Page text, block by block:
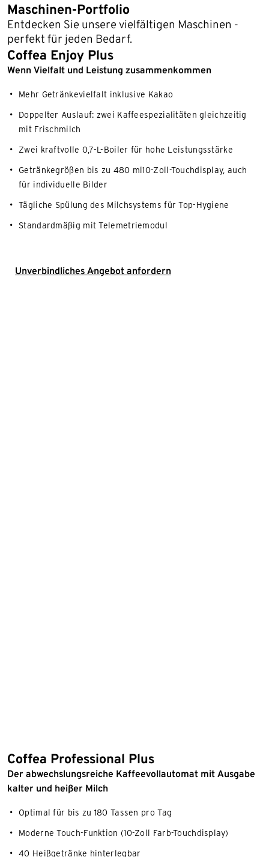
Maschinen-Portfolio
Entdecken Sie unsere vielfältigen Maschinen -
perfekt für jeden Bedarf.
Coffea Enjoy Plus
Wenn Vielfalt und Leistung zusammenkommen
Mehr Getränkevielfalt inklusive Kakao
Doppelter Auslauf: zwei Kaffeespezialitäten gleichzeitig
mit Frischmilch
Zwei kraftvolle 0,7-L-Boiler für hohe Leistungsstärke
Getränkegrößen bis zu 480 ml10-Zoll-Touchdisplay, auch
für individuelle Bilder
Tägliche Spülung des Milchsystems für Top-Hygiene
Standardmäßig mit Telemetriemodul
Unverbindliches Angebot anfordern
Coffea Professional Plus
Der abwechslungsreiche Kaffeevollautomat mit Ausgabe
kalter und heißer Milch
Optimal für bis zu 180 Tassen pro Tag
Moderne Touch-Funktion (10-Zoll Farb-Touchdisplay)
40 Heißgetränke hinterlegbar